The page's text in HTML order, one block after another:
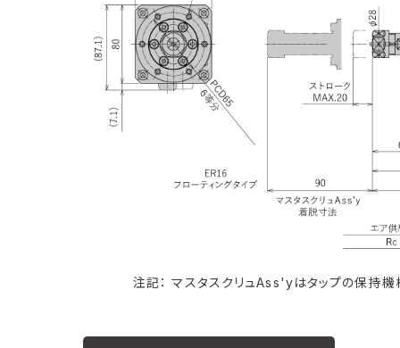
注記： マスタスクリュAss'yはタップの保持機